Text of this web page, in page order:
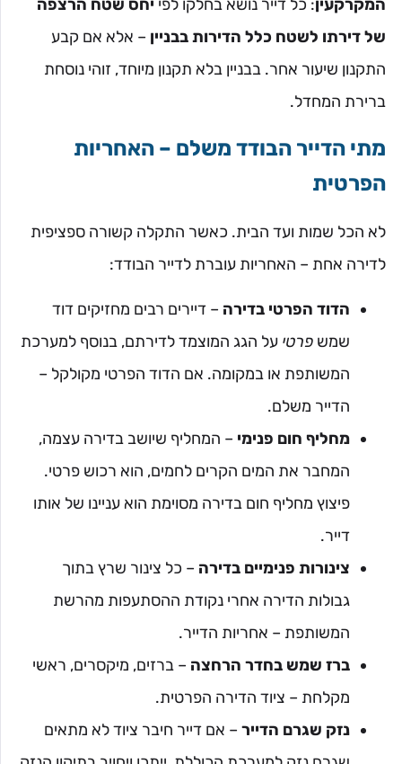
המקרקעין: כל דייר נושא בחלקו לפי יחס שטח הרצפה
של דירתו לשטח כלל הדירות בבניין – אלא אם קבע
התקנון שיעור אחר. בבניין בלא תקנון מיוחד, זוהי נוסחת
ברירת המחדל.
מתי הדייר הבודד משלם – האחריות
הפרטית
לא הכל שמות ועד הבית. כאשר התקלה קשורה ספציפית
לדירה אחת – האחריות עוברת לדייר הבודד:
הדוד הפרטי בדירה – דיירים רבים מחזיקים דוד
שמש פרטי על הגג המוצמד לדירתם, בנוסף למערכת
המשותפת או במקומה. אם הדוד הפרטי מקולקל –
הדייר משלם.
מחליף חום פנימי – המחליף שיושב בדירה עצמה,
המחבר את המים הקרים לחמים, הוא רכוש פרטי.
פיצוץ מחליף חום בדירה מסוימת הוא עניינו של אותו
דייר.
צינורות פנימיים בדירה – כל צינור שרץ בתוך
גבולות הדירה אחרי נקודת ההסתעפות מהרשת
המשותפת – אחריות הדייר.
ברז שמש בחדר הרחצה – ברזים, מיקסרים, ראשי
מקלחת – ציוד הדירה הפרטית.
נזק שגרם הדייר – אם דייר חיבר ציוד לא מתאים